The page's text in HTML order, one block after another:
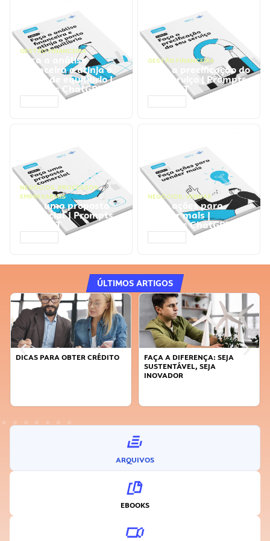
GESTÃO FINANCEIRA
Faça a análise
financeira e atinja o
ponto de equilíbrio |
Prompts ChatGPT
GESTÃO FINANCEIRA
Faça a precificação do
seu serviço | Prompts
ChatGPT
NEGÓCIOS, PROCESSOS
EMPRESARIAIS
Faça uma proposta
comercial | Prompts
ChatGPT
NEGÓCIOS, VENDAS
Faça ações para
vender mais |
Prompts ChatGPT
ÚLTIMOS ARTIGOS
DICAS PARA OBTER CRÉDITO
FAÇA A DIFERENÇA: SEJA
SUSTENTÁVEL, SEJA
INOVADOR
ARQUIVOS
EBOOKS